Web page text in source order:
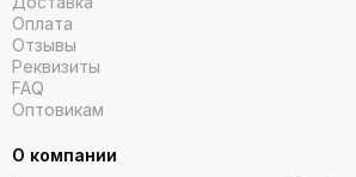
Оплата
Отзывы
Реквизиты
FAQ
Оптовикам
О компании